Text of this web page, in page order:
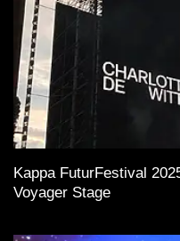
Kappa FuturFestival
Voyager Stage